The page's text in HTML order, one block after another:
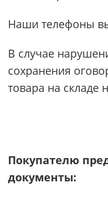
Наши телефоны
В случае
сохранения
товара на складе
Покупателю
документы: